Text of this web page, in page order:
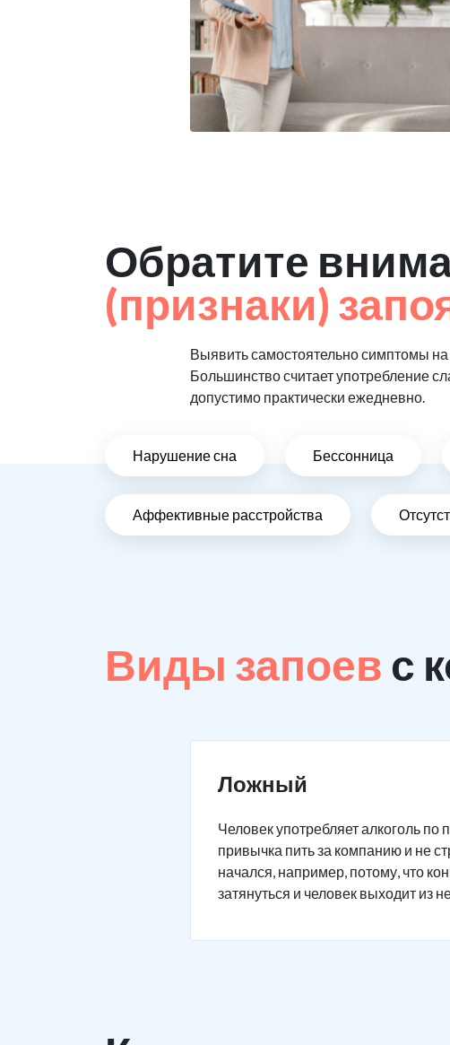
Обратите
(признаки)
Выявить самостоятельно симптомы
Большинство считает употребление
допустимо практически ежедневно.
Нарушение сна Бессонница
Аффективные расстройства
Виды запоев с
Ложный
Человек употребляет алкоголь
привычка пить за компанию и не
начался, например, потому, что
затянуться и человек выходит из